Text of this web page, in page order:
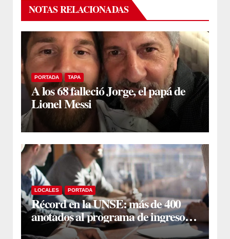
NOTAS RELACIONADAS
PORTADA TAPA
A los 68 falleció Jorge, el papá de
Lionel Messi
LOCALES PORTADA
Récord en la UNSE: más de 400
anotados al programa de ingreso
sin secundario